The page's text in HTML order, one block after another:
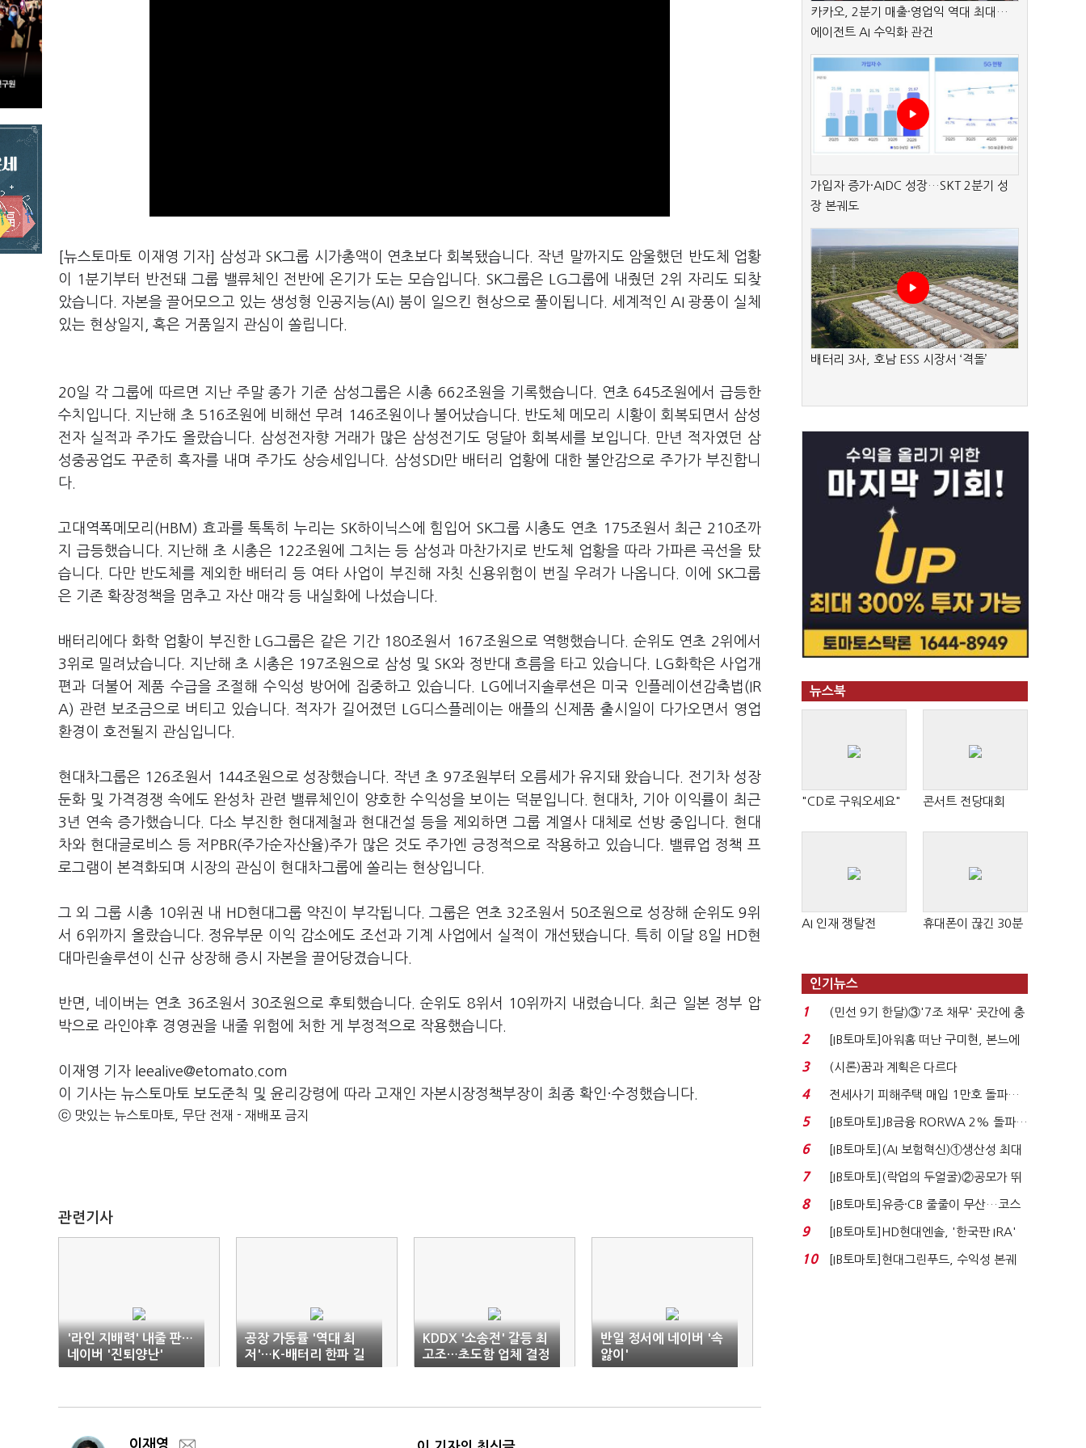
[뉴스토마토 이재영 기자] 삼성과 SK그룹 시가총액이 연초보다 회복됐습니다. 작년 말까지도 암울했던 반도체 업황
이 1분기부터 반전돼 그룹 밸류체인 전반에 온기가 도는 모습입니다. SK그룹은 LG그룹에 내줬던 2위 자리도 되찾
았습니다. 자본을 끌어모으고 있는 생성형 인공지능(AI) 붐이 일으킨 현상으로 풀이됩니다. 세계적인 AI 광풍이 실체
있는 현상일지, 혹은 거품일지 관심이 쏠립니다.
20일 각 그룹에 따르면 지난 주말 종가 기준 삼성그룹은 시총 662조원을 기록했습니다. 연초 645조원에서 급등한
수치입니다. 지난해 초 516조원에 비해선 무려 146조원이나 불어났습니다. 반도체 메모리 시황이 회복되면서 삼성
전자 실적과 주가도 올랐습니다. 삼성전자향 거래가 많은 삼성전기도 덩달아 회복세를 보입니다. 만년 적자였던 삼
성중공업도 꾸준히 흑자를 내며 주가도 상승세입니다. 삼성SDI만 배터리 업황에 대한 불안감으로 주가가 부진합니
다.
고대역폭메모리(HBM) 효과를 톡톡히 누리는 SK하이닉스에 힘입어 SK그룹 시총도 연초 175조원서 최근 210조까
지 급등했습니다. 지난해 초 시총은 122조원에 그치는 등 삼성과 마찬가지로 반도체 업황을 따라 가파른 곡선을 탔
습니다. 다만 반도체를 제외한 배터리 등 여타 사업이 부진해 자칫 신용위험이 번질 우려가 나옵니다. 이에 SK그룹
은 기존 확장정책을 멈추고 자산 매각 등 내실화에 나섰습니다.
배터리에다 화학 업황이 부진한 LG그룹은 같은 기간 180조원서 167조원으로 역행했습니다. 순위도 연초 2위에서
3위로 밀려났습니다. 지난해 초 시총은 197조원으로 삼성 및 SK와 정반대 흐름을 타고 있습니다. LG화학은 사업개
편과 더불어 제품 수급을 조절해 수익성 방어에 집중하고 있습니다. LG에너지솔루션은 미국 인플레이션감축법(IR
A) 관련 보조금으로 버티고 있습니다. 적자가 길어졌던 LG디스플레이는 애플의 신제품 출시일이 다가오면서 영업
환경이 호전될지 관심입니다.
현대차그룹은 126조원서 144조원으로 성장했습니다. 작년 초 97조원부터 오름세가 유지돼 왔습니다. 전기차 성장
둔화 및 가격경쟁 속에도 완성차 관련 밸류체인이 양호한 수익성을 보이는 덕분입니다. 현대차, 기아 이익률이 최근
3년 연속 증가했습니다. 다소 부진한 현대제철과 현대건설 등을 제외하면 그룹 계열사 대체로 선방 중입니다. 현대
차와 현대글로비스 등 저PBR(주가순자산율)주가 많은 것도 주가엔 긍정적으로 작용하고 있습니다. 밸류업 정책 프
로그램이 본격화되며 시장의 관심이 현대차그룹에 쏠리는 현상입니다.
그 외 그룹 시총 10위권 내 HD현대그룹 약진이 부각됩니다. 그룹은 연초 32조원서 50조원으로 성장해 순위도 9위
서 6위까지 올랐습니다. 정유부문 이익 감소에도 조선과 기계 사업에서 실적이 개선됐습니다. 특히 이달 8일 HD현
대마린솔루션이 신규 상장해 증시 자본을 끌어당겼습니다.
반면, 네이버는 연초 36조원서 30조원으로 후퇴했습니다. 순위도 8위서 10위까지 내렸습니다. 최근 일본 정부 압
박으로 라인야후 경영권을 내줄 위험에 처한 게 부정적으로 작용했습니다.
이재영 기자 leealive@etomato.com
이 기사는 뉴스토마토 보도준칙 및 윤리강령에 따라 고재인 자본시장정책부장이 최종 확인·수정했습니다.
ⓒ 맛있는 뉴스토마토, 무단 전재 - 재배포 금지
관련기사
'라인 지배력' 내줄 판…
네이버 '진퇴양난'
공장 가동률 '역대 최
저'…K-배터리 한파 길
어진다
KDDX '소송전' 갈등 최
고조…초도함 업체 결정
지연시 HD현대중에 '악
반일 정서에 네이버 '속
앓이'
이재영
카카오, 2분기 매출·영업익 역대 최대…
에이전트 AI 수익화 관건
가입자 증가·AIDC 성장…SKT 2분기 성
장 본궤도
배터리 3사, 호남 ESS 시장서 ‘격돌’
뉴스북
"CD로 구워오세요" 콘서트 전당대회
AI 인재 쟁탈전 휴대폰이 끊긴 30분
인기뉴스
1
(민선 9기 한달)③'7조 채무' 곳간에 충
격…추미애, 20년...
2
[IB토마토]아워홈 떠난 구미현, 본느에
340억 베팅…가...
3 (시론)꿈과 계획은 다르다
4
전세사기 피해주택 매입 1만호 돌파…
누적 피해자 4만2...
5
[IB토마토]JB금융 RORWA 2% 돌파…
실적 견인은 은행 ...
6
[IB토마토](AI 보험혁신)①생산성 최대
80% 개선…현실...
7
[IB토마토](락업의 두얼굴)②공모가 뛰
자 첫날 매도…FI ...
8
[IB토마토]유증·CB 줄줄이 무산…코스
닥 벌점 급증에 ...
9
[IB토마토]HD현대엔솔, '한국판 IRA'
수혜 부상…세액공...
10
[IB토마토]현대그린푸드, 수익성 본궤